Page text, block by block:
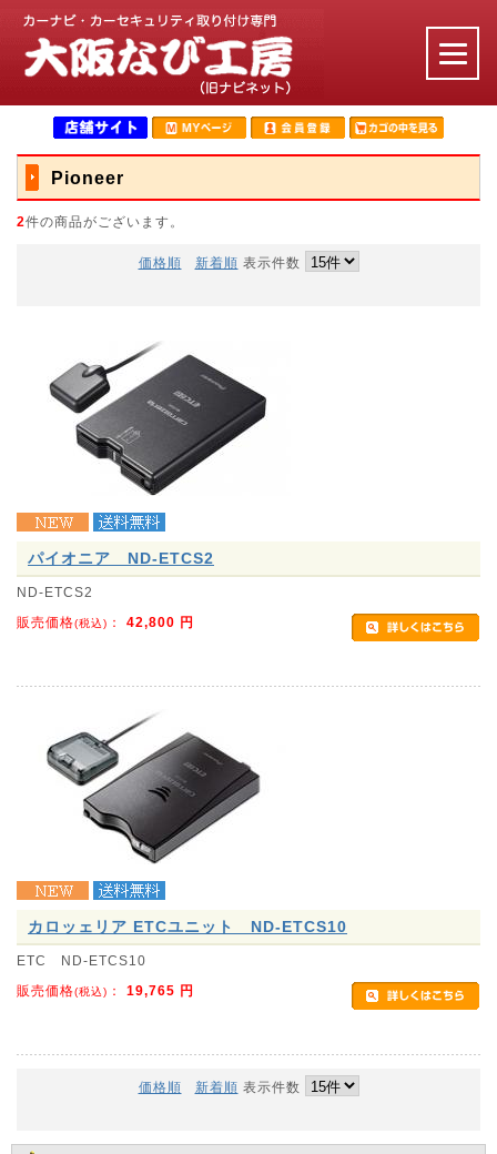
Pioneer
2件の商品がございます。
価格順 新着順 表示件数
パイオニア ND-ETCS2
ND-ETCS2
販売価格(税込) ： 42,800 円
カロッェリア ETCユニット ND-ETCS10
ETC ND-ETCS10
販売価格(税込) ： 19,765 円
価格順 新着順 表示件数